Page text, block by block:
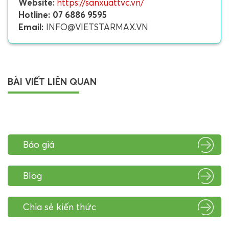
Website: https://sanxuattvc.vn/
Hotline: 07 6886 9595
Email: INFO@VIETSTARMAX.VN
BÀI VIẾT LIÊN QUAN
Báo giá
Blog
Chia sẻ kiến thức